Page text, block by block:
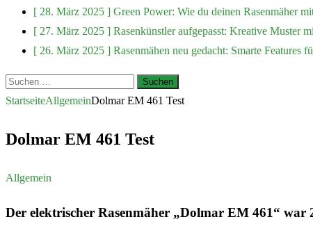
[ 28. März 2025 ] Green Power: Wie du deinen Rasenmäher
[ 27. März 2025 ] Rasenkünstler aufgepasst: Kreative Muster
[ 26. März 2025 ] Rasenmähen neu gedacht: Smarte Features
Suchen
nach:
StartseiteAllgemeinDolmar EM 461 Test
Dolmar EM 461 Test
Allgemein
Der elektrischer Rasenmäher „Dolmar EM 461“ war